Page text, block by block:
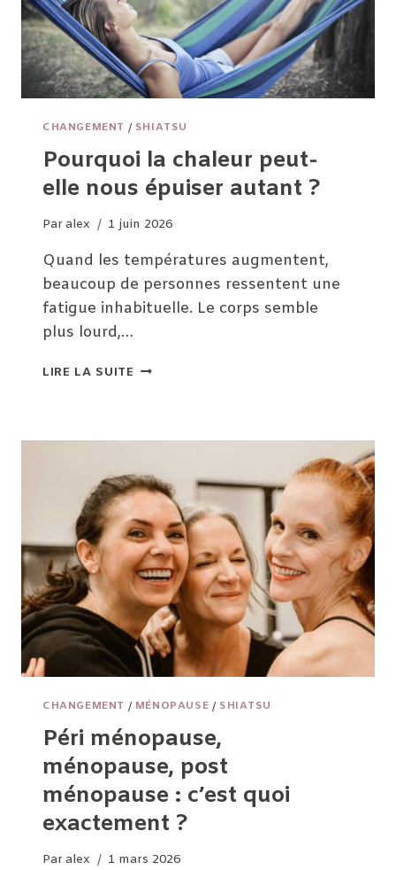
CHANGEMENT / SHIATSU
Pourquoi la chaleur peut-
elle nous épuiser autant ?
Paralex 1 juin 2026
Quand les températures augmentent,
beaucoup de personnes ressentent une
fatigue inhabituelle. Le corps semble
plus lourd,…
LIRE LA SUITE POURQUOI
ELLE
ÉPUISER
AUTANT
?
CHANGEMENT / MÉNOPAUSE / SHIATSU
Péri ménopause,
ménopause, post
ménopause : c’est quoi
exactement ?
Paralex 1 mars 2026